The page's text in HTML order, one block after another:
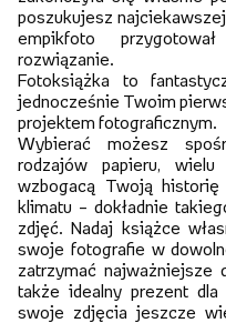
poszukujesz
empikfoto
rozwiązanie.
Fotoksiążka to
jednocześnie Twoim
projektem fotograficznym.
Wybierać możesz
rodzajów papieru,
wzbogacą Twoją
klimatu – dokładnie
zdjęć. Nadaj książce
swoje fotografie w
zatrzymać najważniejsze
także idealny prezent
swoje zdjęcia jeszcze